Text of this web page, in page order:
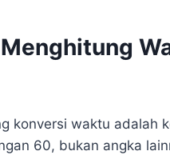
konversi waktu adalah
60, bukan angka